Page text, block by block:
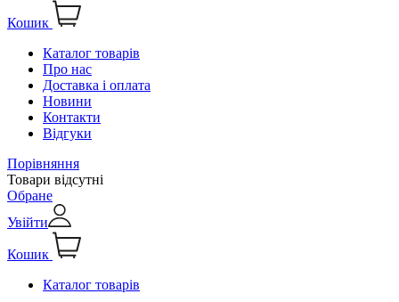
Кошик
Каталог товарів
Про нас
Доставка і оплата
Новини
Контакти
Відгуки
Порівняння
Товари відсутні
Обране
Увійти
Кошик
Каталог товарів